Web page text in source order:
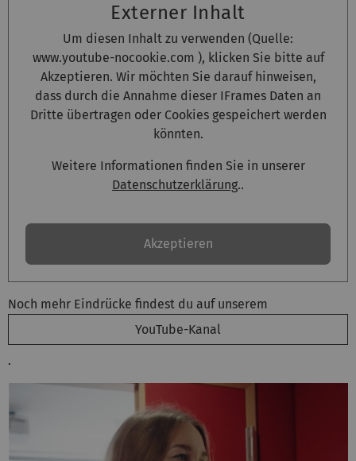
Externer Inhalt
Um diesen Inhalt zu verwenden (Quelle:
www.youtube-nocookie.com ), klicken Sie bitte auf
Akzeptieren. Wir möchten Sie darauf hinweisen,
dass durch die Annahme dieser IFrames Daten an
Dritte übertragen oder Cookies gespeichert werden
könnten.
Weitere Informationen finden Sie in unserer
Datenschutzerklärung..
Akzeptieren
Noch mehr Eindrücke findest du auf unserem
YouTube-Kanal
.